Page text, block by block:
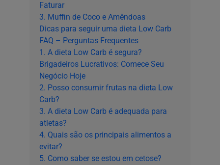
Faturar
3. Muffin de Coco e Amêndoas
Dicas para seguir uma dieta Low Carb
FAQ – Perguntas Frequentes
1. A dieta Low Carb é segura?
Brigadeiros Lucrativos: Comece Seu
Negócio Hoje
2. Posso consumir frutas na dieta Low
Carb?
3. A dieta Low Carb é adequada para
atletas?
4. Quais são os principais alimentos a
evitar?
5. Como saber se estou em cetose?